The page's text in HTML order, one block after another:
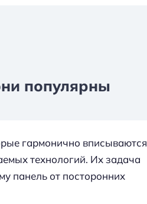
популярны
гармонично вписываются
технологий. Их задача
панель от посторонних